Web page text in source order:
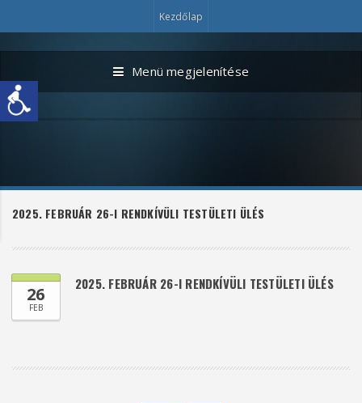
Kezdőlap
Menü megjelenítése
2025. FEBRUÁR 26-I RENDKÍVÜLI TESTÜLETI ÜLÉS
26
FEB
2025. FEBRUÁR 26-I RENDKÍVÜLI TESTÜLETI ÜLÉS